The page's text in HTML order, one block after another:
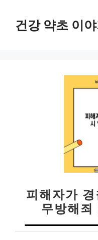
건강 약초 이
피해자가
무방해죄